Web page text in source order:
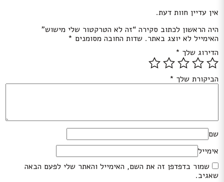
אין עדיין חוות דעת.
היה הראשון לכתוב סקירה “זה לא הטרקטור שלי מישוש”
האימייל לא יוצג באתר. שדות החובה מסומנים *
הדירוג שלך *
הביקורת שלך *
שם
אימייל
שמור בדפדפן זה את השם, האימייל והאתר שלי לפעם הבאה
שאגיב.